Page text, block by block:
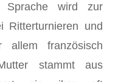
Sprache wird zur
Ritterturnieren und
allem französisch
stammt aus